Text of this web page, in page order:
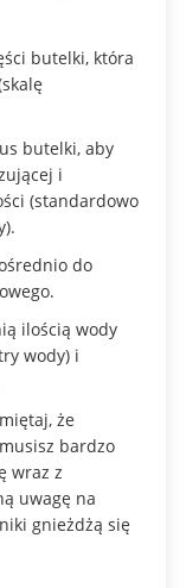
butelki, która
butelki, aby
i
(standardowo
do
ilością wody
wody) i
że
bardzo
wraz z
uwagę na
gnieżdżą się